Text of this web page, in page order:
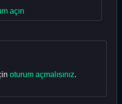
açın
oturum açmalısınız.